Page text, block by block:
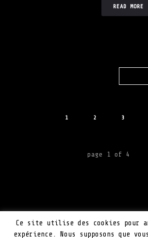
READ MORE
1 2 3
page 1 of 4
Plan du site
Ce site utilise des cookies pour
expérience. Nous supposons que